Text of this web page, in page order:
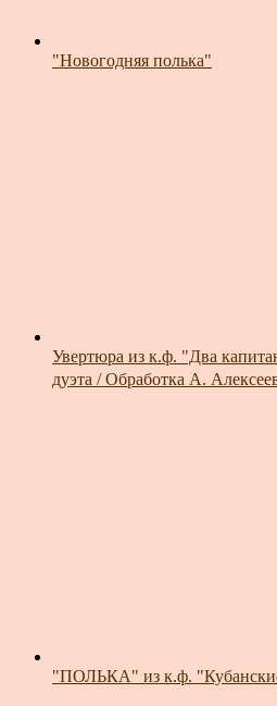
"Новогодняя полька"
Увертюра из к.ф. "Два
дуэта / Обработка А.
"ПОЛЬКА" из к.ф.